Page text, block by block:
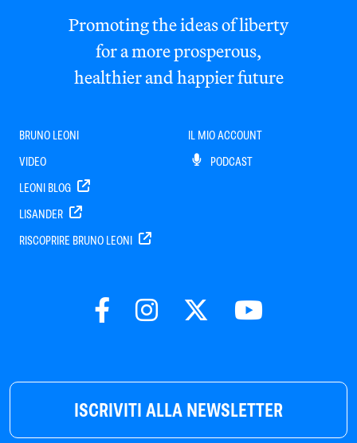
ISCRIVITI ALLA NEWSLETTER
Promoting the ideas of liberty
for a more prosperous,
healthier and happier future
BRUNO LEONI
VIDEO
LEONI BLOG
LISANDER
RISCOPRIRE BRUNO LEONI
IL MIO ACCOUNT
PODCAST